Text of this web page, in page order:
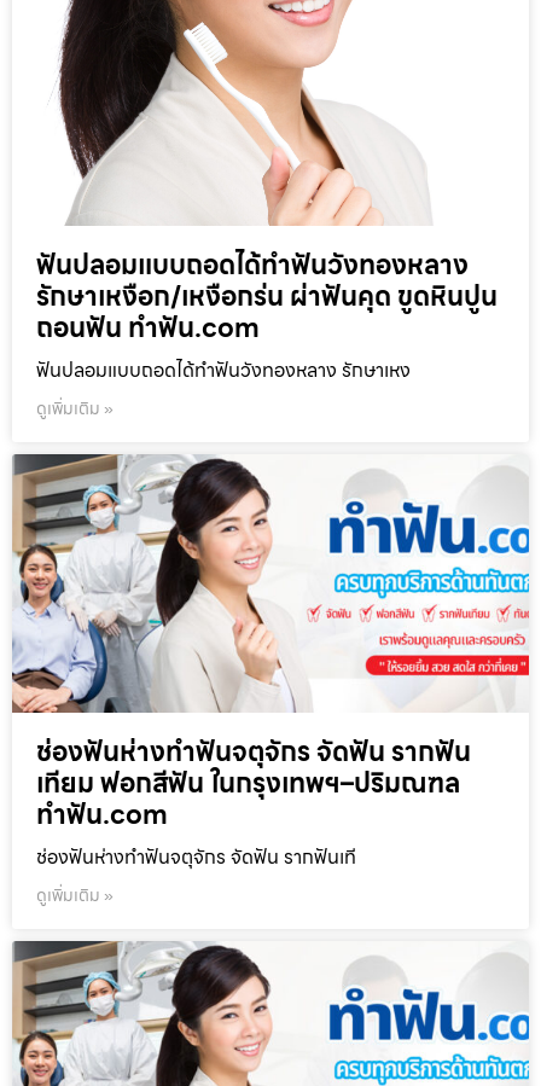
ฟันปลอมแบบถอดได้ทำฟันวังทองหลาง
รักษาเหงือก/เหงือกร่น ผ่าฟันคุด ขูดหินปูน
ถอนฟัน ทำฟัน.com
ฟันปลอมแบบถอดได้ทำฟันวังทองหลาง รักษาเหง
ดูเพิ่มเติม »
ช่องฟันห่างทำฟันจตุจักร จัดฟัน รากฟัน
เทียม ฟอกสีฟัน ในกรุงเทพฯ–ปริมณฑล
ทำฟัน.com
ช่องฟันห่างทำฟันจตุจักร จัดฟัน รากฟันเที
ดูเพิ่มเติม »